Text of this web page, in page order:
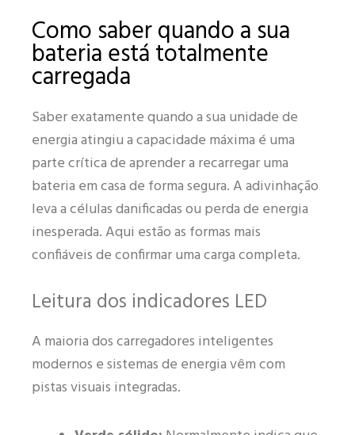
Como saber quando a sua
bateria está totalmente
carregada
Saber exatamente quando a sua unidade de
energia atingiu a capacidade máxima é uma
parte crítica de aprender a recarregar uma
bateria em casa de forma segura. A adivinhação
leva a células danificadas ou perda de energia
inesperada. Aqui estão as formas mais
confiáveis de confirmar uma carga completa.
Leitura dos indicadores LED
A maioria dos carregadores inteligentes
modernos e sistemas de energia vêm com
pistas visuais integradas.